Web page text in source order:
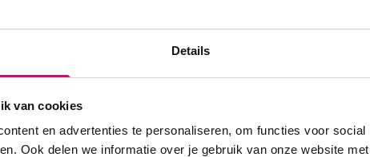
Details
van cookies
en advertenties te personaliseren, om functies voor
Ook delen we informatie over je gebruik van onze website